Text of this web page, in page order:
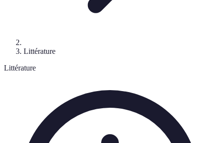
Littérature
Littérature